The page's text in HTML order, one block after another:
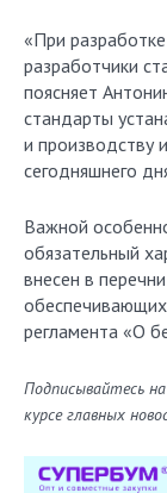
«При
разработчики
поясняет
стандарты
и производству
сегодняшнего
Важной
обязательный
внесен в
регламента «О
Подписывайтесь
курсе главных